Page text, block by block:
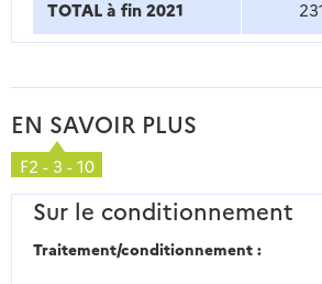
TOTAL à fin 2021
EN SAVOIR PLUS
F2 - 3 - 10
Sur le conditionnement
Traitement/conditionnement :